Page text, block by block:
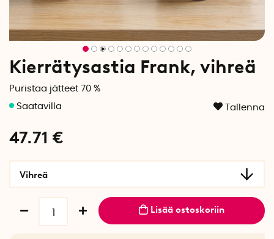
Kierrätysastia Frank, vihreä
Puristaa jätteet 70 %
Tallenna
47.71 €
Vihreä
Lisää ostoskoriin